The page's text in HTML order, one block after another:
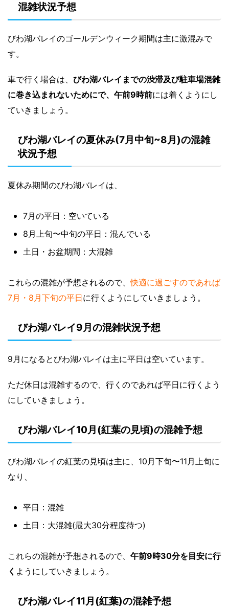
混雑状況予想
びわ湖バレイのゴールデンウィーク期間は主に激混みで
す。
車で行く場合は、 びわ湖バレイまでの渋滞及び駐車場混雑
に巻き込まれないためにで、午前9時前には着くようにし
ていきましょう。
びわ湖バレイの夏休み(7月中旬~8月)の混雑
状況予想
夏休み期間のびわ湖バレイは、
7月の平日：空いている
8月上旬〜中旬の平日：混んでいる
土日・お盆期間：大混雑
これらの混雑が予想されるので、快適に過ごすのであれば
7月・8月下旬の平日に行くようにしていきましょう。
びわ湖バレイ9月の混雑状況予想
9月になるとびわ湖バレイは主に平日は空いています。
ただ休日は混雑するので、行くのであれば平日に行くよう
にしていきましょう。
びわ湖バレイ10月(紅葉の見頃)の混雑予想
びわ湖バレイの紅葉の見頃は主に、10月下旬〜11月上旬に
なり、
平日：混雑
土日：大混雑(最大30分程度待つ)
これらの混雑が予想されるので、 午前9時30分を目安に行
く ようにしていきましょう。
びわ湖バレイ11月(紅葉)の混雑予想